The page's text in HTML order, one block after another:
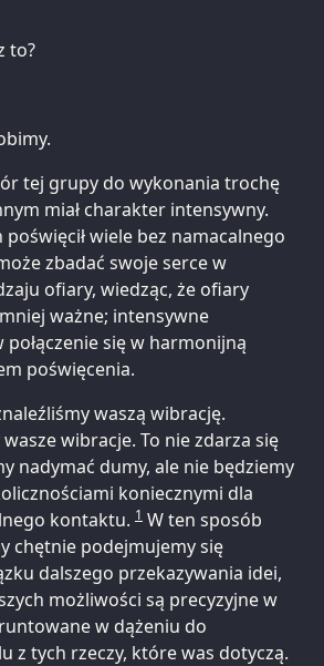
to?
tej grupy do wykonania trochę
miał charakter intensywny.
poświęcił wiele bez namacalnego
zbadać swoje serce w
ofiary, wiedząc, że ofiary
ważne; intensywne
się w harmonijną
poświęcenia.
waszą wibrację.
wibracje. To nie zdarza się
nadymać dumy, ale nie będziemy
koniecznymi dla
kontaktu. 1 W ten sposób
chętnie podejmujemy się
dalszego przekazywania idei,
możliwości są precyzyjne w
w dążeniu do
z tych rzeczy, które was dotyczą.